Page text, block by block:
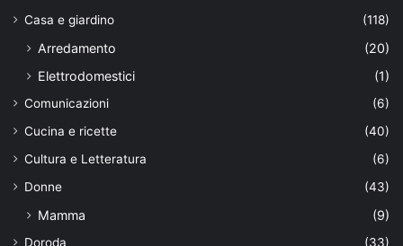
Casa e giardino
(118)
Arredamento
(20)
Elettrodomestici
(1)
Comunicazioni
(6)
Cucina e ricette
(40)
Cultura e Letteratura
(6)
Donne
(43)
Mamma (9)
Doroda
(33)